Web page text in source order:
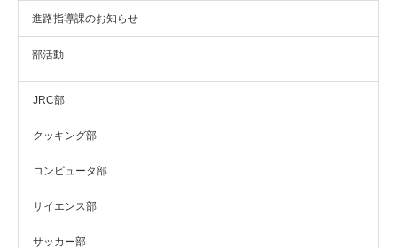
進路指導課のお知らせ
部活動
JRC部
クッキング部
コンピュータ部
サイエンス部
サッカー部